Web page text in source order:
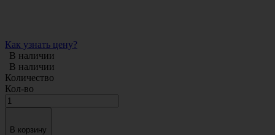
Как узнать цену?
В наличии
В наличии
Количество
Кол-во
В корзину